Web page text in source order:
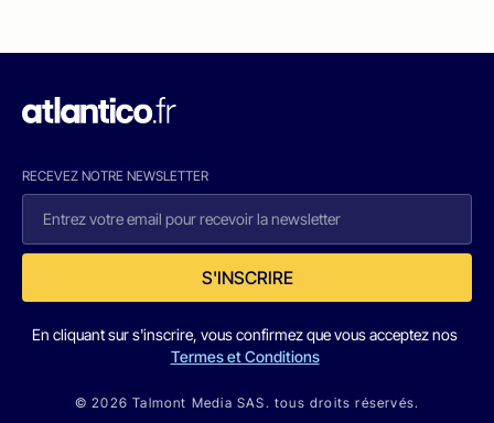
RECEVEZ NOTRE NEWSLETTER
S'INSCRIRE
En cliquant sur s'inscrire, vous confirmez que vous acceptez nos
Termes et Conditions
© 2026 Talmont Media SAS. tous droits réservés.